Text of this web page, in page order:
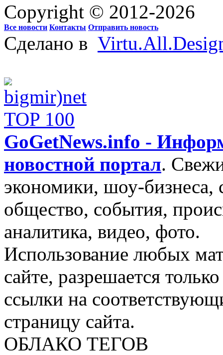
Copyright © 2012-2026
Все новости Контакты Отправить новость
Сделано в
GoGetNews.info -
новостной портал.
экономики, шоу-бизнеса,
общество, события,
аналитика, видео, фото.
Использование любых
сайте, разрешается
ссылки на
страницу сайта.
ОБЛАКО ТЕГОВ